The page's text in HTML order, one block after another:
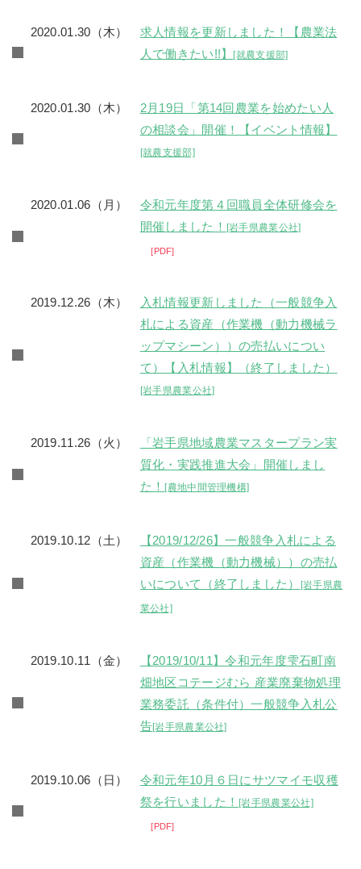
2020.01.30（木） 求人情報を更新しました！【農業法
人で働きたい!!】[就農支援部]
2020.01.30（木） 2月19日「第14回農業を始めたい人
の相談会」開催！【イベント情報】
[就農支援部]
2020.01.06（月） 令和元年度第４回職員全体研修会を
開催しました！ [岩手県農業公社]
PDF
2019.12.26（木）
入札情報更新しました（一般競争入
札による資産（作業機（動力機械ラ
ップマシーン））の売払いについ
て）【入札情報】（終了しました）
[岩手県農業公社]
2019.11.26（火）
「岩手県地域農業マスタープラン実
質化・実践推進大会」開催しまし
た！[農地中間管理機構]
2019.10.12（土）
【2019/12/26】一般競争入札による
資産（作業機（動力機械））の売払
いについて（終了しました）
[岩手県農
業公社]
2019.10.11（金）
【2019/10/11】令和元年度雫石町南
畑地区コテージむら 産業廃棄物処理
業務委託（条件付）一般競争入札公
告[岩手県農業公社]
2019.10.06（日） 令和元年10月６日にサツマイモ収穫
祭を行いました！[岩手県農業公社]
PDF